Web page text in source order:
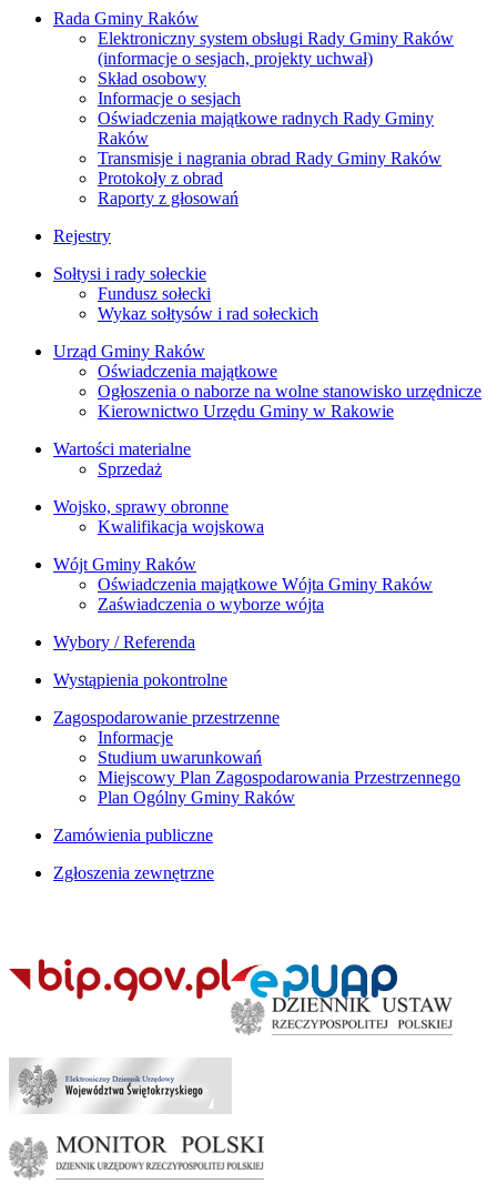
Rada Gminy Raków
Elektroniczny system obsługi Rady Gminy Raków
(informacje o sesjach, projekty uchwał)
Skład osobowy
Informacje o sesjach
Oświadczenia majątkowe radnych Rady Gminy
Raków
Transmisje i nagrania obrad Rady Gminy Raków
Protokoły z obrad
Raporty z głosowań
Rejestry
Sołtysi i rady sołeckie
Fundusz sołecki
Wykaz sołtysów i rad sołeckich
Urząd Gminy Raków
Oświadczenia majątkowe
Ogłoszenia o naborze na wolne stanowisko urzędnicze
Kierownictwo Urzędu Gminy w Rakowie
Wartości materialne
Sprzedaż
Wojsko, sprawy obronne
Kwalifikacja wojskowa
Wójt Gminy Raków
Oświadczenia majątkowe Wójta Gminy Raków
Zaświadczenia o wyborze wójta
Wybory / Referenda
Wystąpienia pokontrolne
Zagospodarowanie przestrzenne
Informacje
Studium uwarunkowań
Miejscowy Plan Zagospodarowania Przestrzennego
Plan Ogólny Gminy Raków
Zamówienia publiczne
Zgłoszenia zewnętrzne